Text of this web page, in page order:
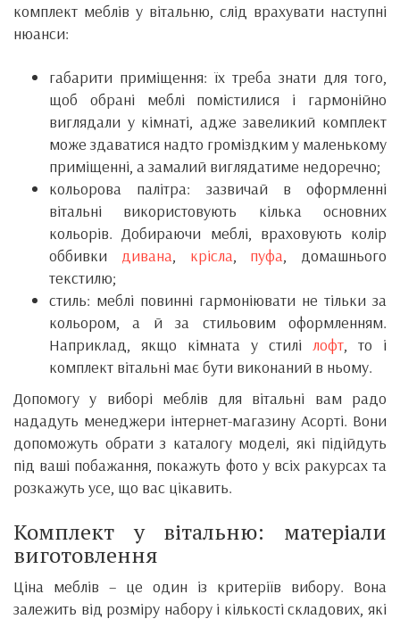
комплект меблів у вітальню, слід врахувати наступні
нюанси:
габарити приміщення: їх треба знати для того,
щоб обрані меблі помістилися і гармонійно
виглядали у кімнаті, адже завеликий комплект
може здаватися надто громіздким у маленькому
приміщенні, а замалий виглядатиме недоречно;
кольорова палітра: зазвичай в оформленні
вітальні використовують кілька основних
кольорів. Добираючи меблі, враховують колір
оббивки дивана, крісла, пуфа, домашнього
текстилю;
стиль: меблі повинні гармоніювати не тільки за
кольором, а й за стильовим оформленням.
Наприклад, якщо кімната у стилі лофт, то і
комплект вітальні має бути виконаний в ньому.
Допомогу у виборі меблів для вітальні вам радо
нададуть менеджери інтернет-магазину Асорті. Вони
допоможуть обрати з каталогу моделі, які підійдуть
під ваші побажання, покажуть фото у всіх ракурсах та
розкажуть усе, що вас цікавить.
Комплект у вітальню: матеріали
виготовлення
Ціна меблів – це один із критеріїв вибору. Вона
залежить від розміру набору і кількості складових, які